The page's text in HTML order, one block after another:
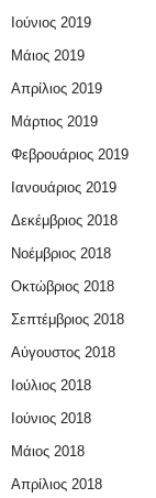
Ιούνιος 2019
Μάιος 2019
Απρίλιος 2019
Μάρτιος 2019
Φεβρουάριος 2019
Ιανουάριος 2019
Δεκέμβριος 2018
Νοέμβριος 2018
Οκτώβριος 2018
Σεπτέμβριος 2018
Αύγουστος 2018
Ιούλιος 2018
Ιούνιος 2018
Μάιος 2018
Απρίλιος 2018